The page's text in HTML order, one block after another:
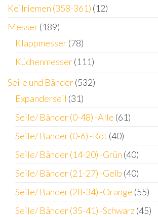
Keilriemen (358-361) (12)
Messer(189)
Klappmesser(78)
Küchenmesser(111)
Seile und Bänder(532)
Expanderseil (31)
Seile/ Bänder (0-48) -Alle (61)
Seile/ Bänder (0-6) -Rot (40)
Seile/ Bänder (14-20) -Grün (40)
Seile/ Bänder (21-27) -Gelb (40)
Seile/ Bänder (28-34) -Orange (55)
Seile/ Bänder (35-41) -Schwarz(45)